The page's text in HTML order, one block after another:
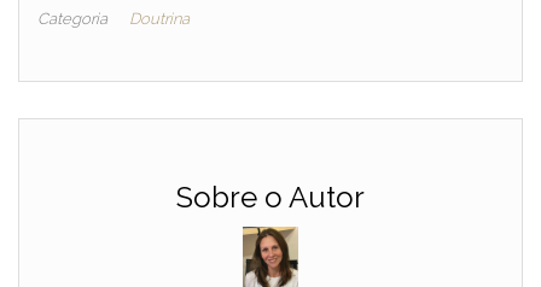
Categoria Doutrina
Sobre o Autor